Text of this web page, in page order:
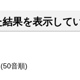
果を表示して
音順)